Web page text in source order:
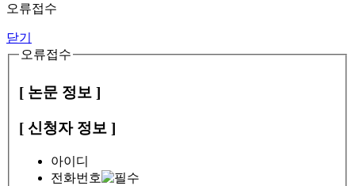
오류접수
닫기
오류접수
[ 논문 정보 ]
[ 신청자 정보 ]
아이디
전화번호